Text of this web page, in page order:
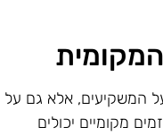
המשקיעים, אלא גם על
מקומיים יכולים